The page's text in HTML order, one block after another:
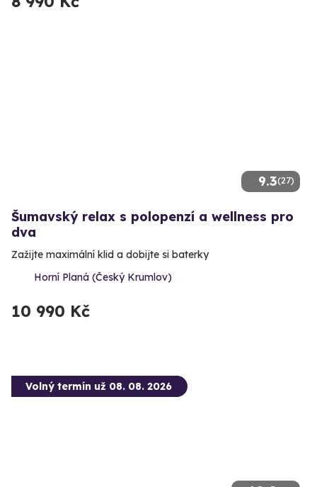
9.3(27)
Šumavský relax s polopenzí a wellness pro
dva
Zažijte maximální klid a dobijte si baterky
Horní Planá (Český Krumlov)
10 990 Kč
Volný termín už 08. 08. 2026